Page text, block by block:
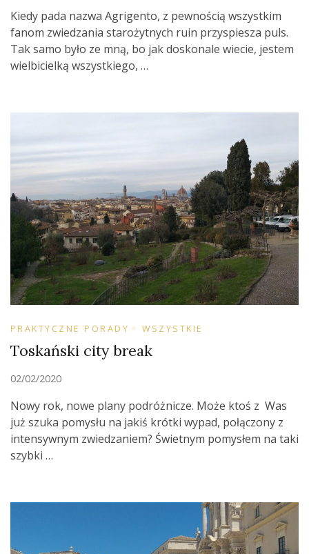
Kiedy pada nazwa Agrigento, z pewnością wszystkim
fanom zwiedzania starożytnych ruin przyspiesza puls.
Tak samo było ze mną, bo jak doskonale wiecie, jestem
wielbicielką wszystkiego, …
PRAKTYCZNE PORADY WSZYSTKIE
Toskański city break
02/02/2020
Nowy rok, nowe plany podróżnicze. Może ktoś z Was
już szuka pomysłu na jakiś krótki wypad, połączony z
intensywnym zwiedzaniem? Świetnym pomysłem na taki
szybki …